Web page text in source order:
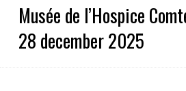
Musée de l’Hospice
28 december 2025